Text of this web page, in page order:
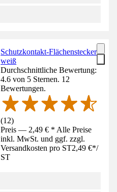
Schutzkontakt-Flächenstecker
weiß
Durchschnittliche Bewertung:
4.6 von 5 Sternen. 12
Bewertungen.
(12)
Preis — 2,49 € * Alle Preise
inkl. MwSt. und ggf. zzgl.
Versandkosten pro ST2,49 €*/
ST